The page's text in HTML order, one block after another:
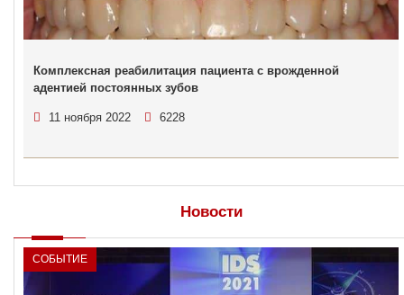
Комплексная реабилитация пациента с врожденной
адентией постоянных зубов
11 ноября 2022 6228
Новости
СОБЫТИЕ